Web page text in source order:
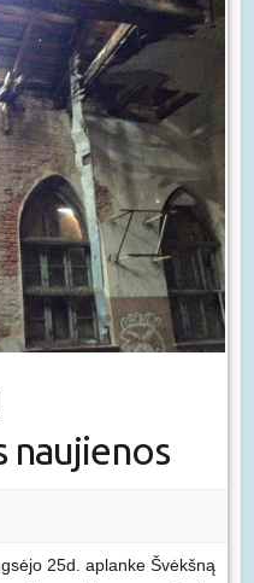
naujienos
25d. aplanke Švėkšną